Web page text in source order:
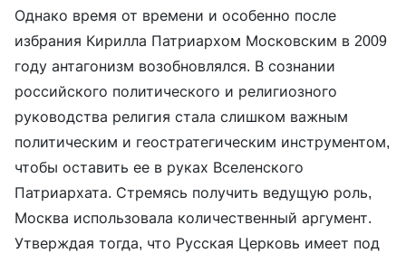
Однако время от времени и особенно после
избрания Кирилла Патриархом Московским в 2009
году антагонизм возобновлялся. В сознании
российского политического и религиозного
руководства религия стала слишком важным
политическим и геостратегическим инструментом,
чтобы оставить ее в руках Вселенского
Патриархата. Стремясь получить ведущую роль,
Москва использовала количественный аргумент.
Утверждая тогда, что Русская Церковь имеет под